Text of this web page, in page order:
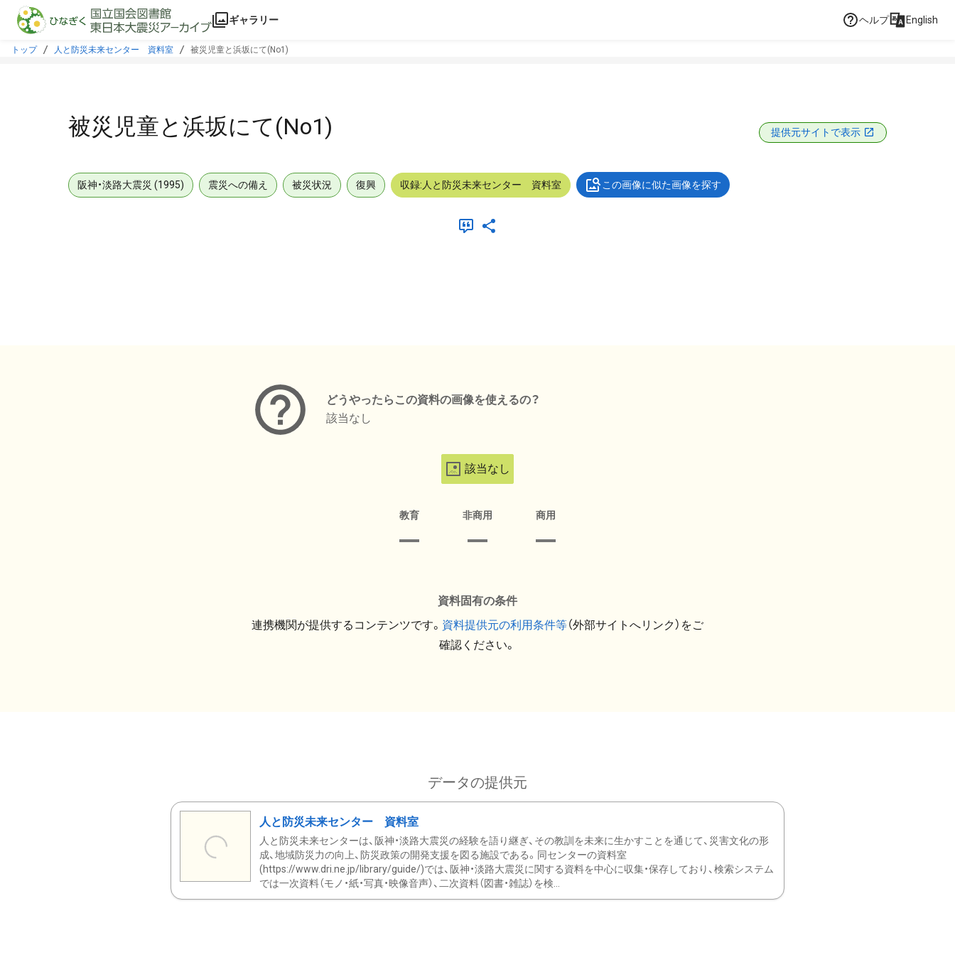
本文に飛ぶ
ギャラリー ヘルプ English
トップ 人と防災未来センター 資料室 被災児童と浜坂にて(No1)
被災児童と浜坂にて(No1) 提供元サイトで表示
阪神・淡路大震災 (1995) 震災への備え 被災状況 復興 収録:人と防災未来センター 資料室 この画像に似た画像を探す
どうやったらこの資料の画像を使えるの？
該当なし
該当なし
教育 非商用 商用
資料固有の条件
連携機関が提供するコンテンツです。 資料提供元の利用条件等（外部サイトへリンク）をご
確認ください。
データの提供元
人と防災未来センター 資料室
人と防災未来センターは、阪神・淡路大震災の経験を語り継ぎ、その教訓を未来に生かすことを通じて、災害文化の形
成、地域防災力の向上、防災政策の開発支援を図る施設である。同センターの資料室
(https://www.dri.ne.jp/library/guide/)では、阪神・淡路大震災に関する資料を中心に収集・保存しており、検索システム
では一次資料（モノ・紙・写真・映像音声）、二次資料（図書・雑誌）を検...